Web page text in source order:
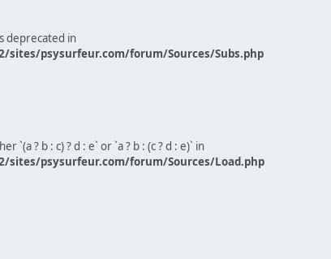
deprecated in
sites/psysurfeur.com/forum/Sources/Subs.php
`(a ? b : c) ? d : e` or `a ? b : (c ? d : e)` in
sites/psysurfeur.com/forum/Sources/Load.php